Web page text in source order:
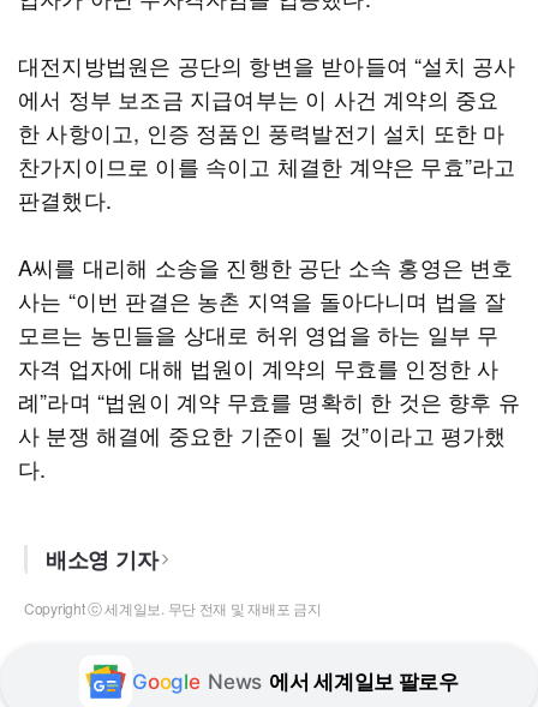
대전지방법원은 공단의 항변을 받아들여 “설치 공사
에서 정부 보조금 지급여부는 이 사건 계약의 중요
한 사항이고, 인증 정품인 풍력발전기 설치 또한 마
찬가지이므로 이를 속이고 체결한 계약은 무효”라고
판결했다.
A씨를 대리해 소송을 진행한 공단 소속 홍영은 변호
사는 “이번 판결은 농촌 지역을 돌아다니며 법을 잘
모르는 농민들을 상대로 허위 영업을 하는 일부 무
자격 업자에 대해 법원이 계약의 무효를 인정한 사
례”라며 “법원이 계약 무효를 명확히 한 것은 향후 유
사 분쟁 해결에 중요한 기준이 될 것”이라고 평가했
다.
배소영 기자
Copyright ⓒ 세계일보. 무단 전재 및 재배포 금지
Google News 에서 세계일보 팔로우